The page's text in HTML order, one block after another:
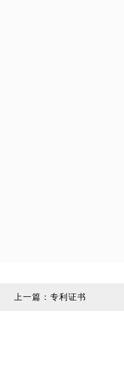
上一篇： 专利证书